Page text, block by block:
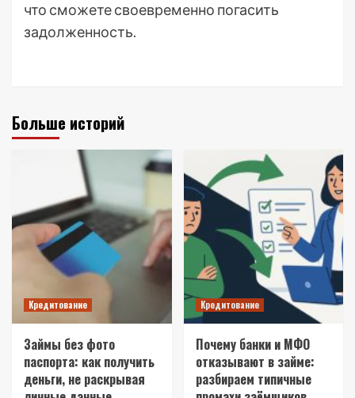
что сможете своевременно погасить
задолженность.
Больше историй
Кредитование
Займы без фото
паспорта: как получить
деньги, не раскрывая
Кредитование
Почему банки и МФО
отказывают в займе:
разбираем типичные